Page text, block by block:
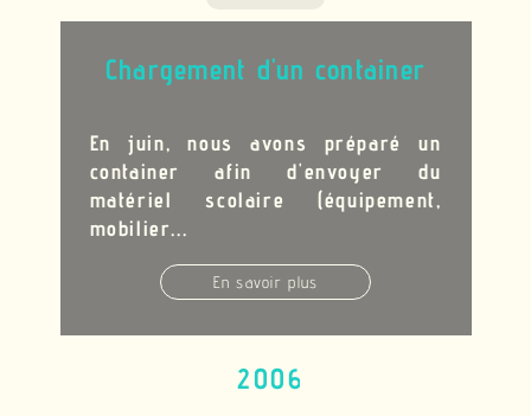
Chargement d'un container
En juin, nous avons préparé un
container afin d'envoyer du
matériel scolaire (équipement,
mobilier...
En savoir plus
2006